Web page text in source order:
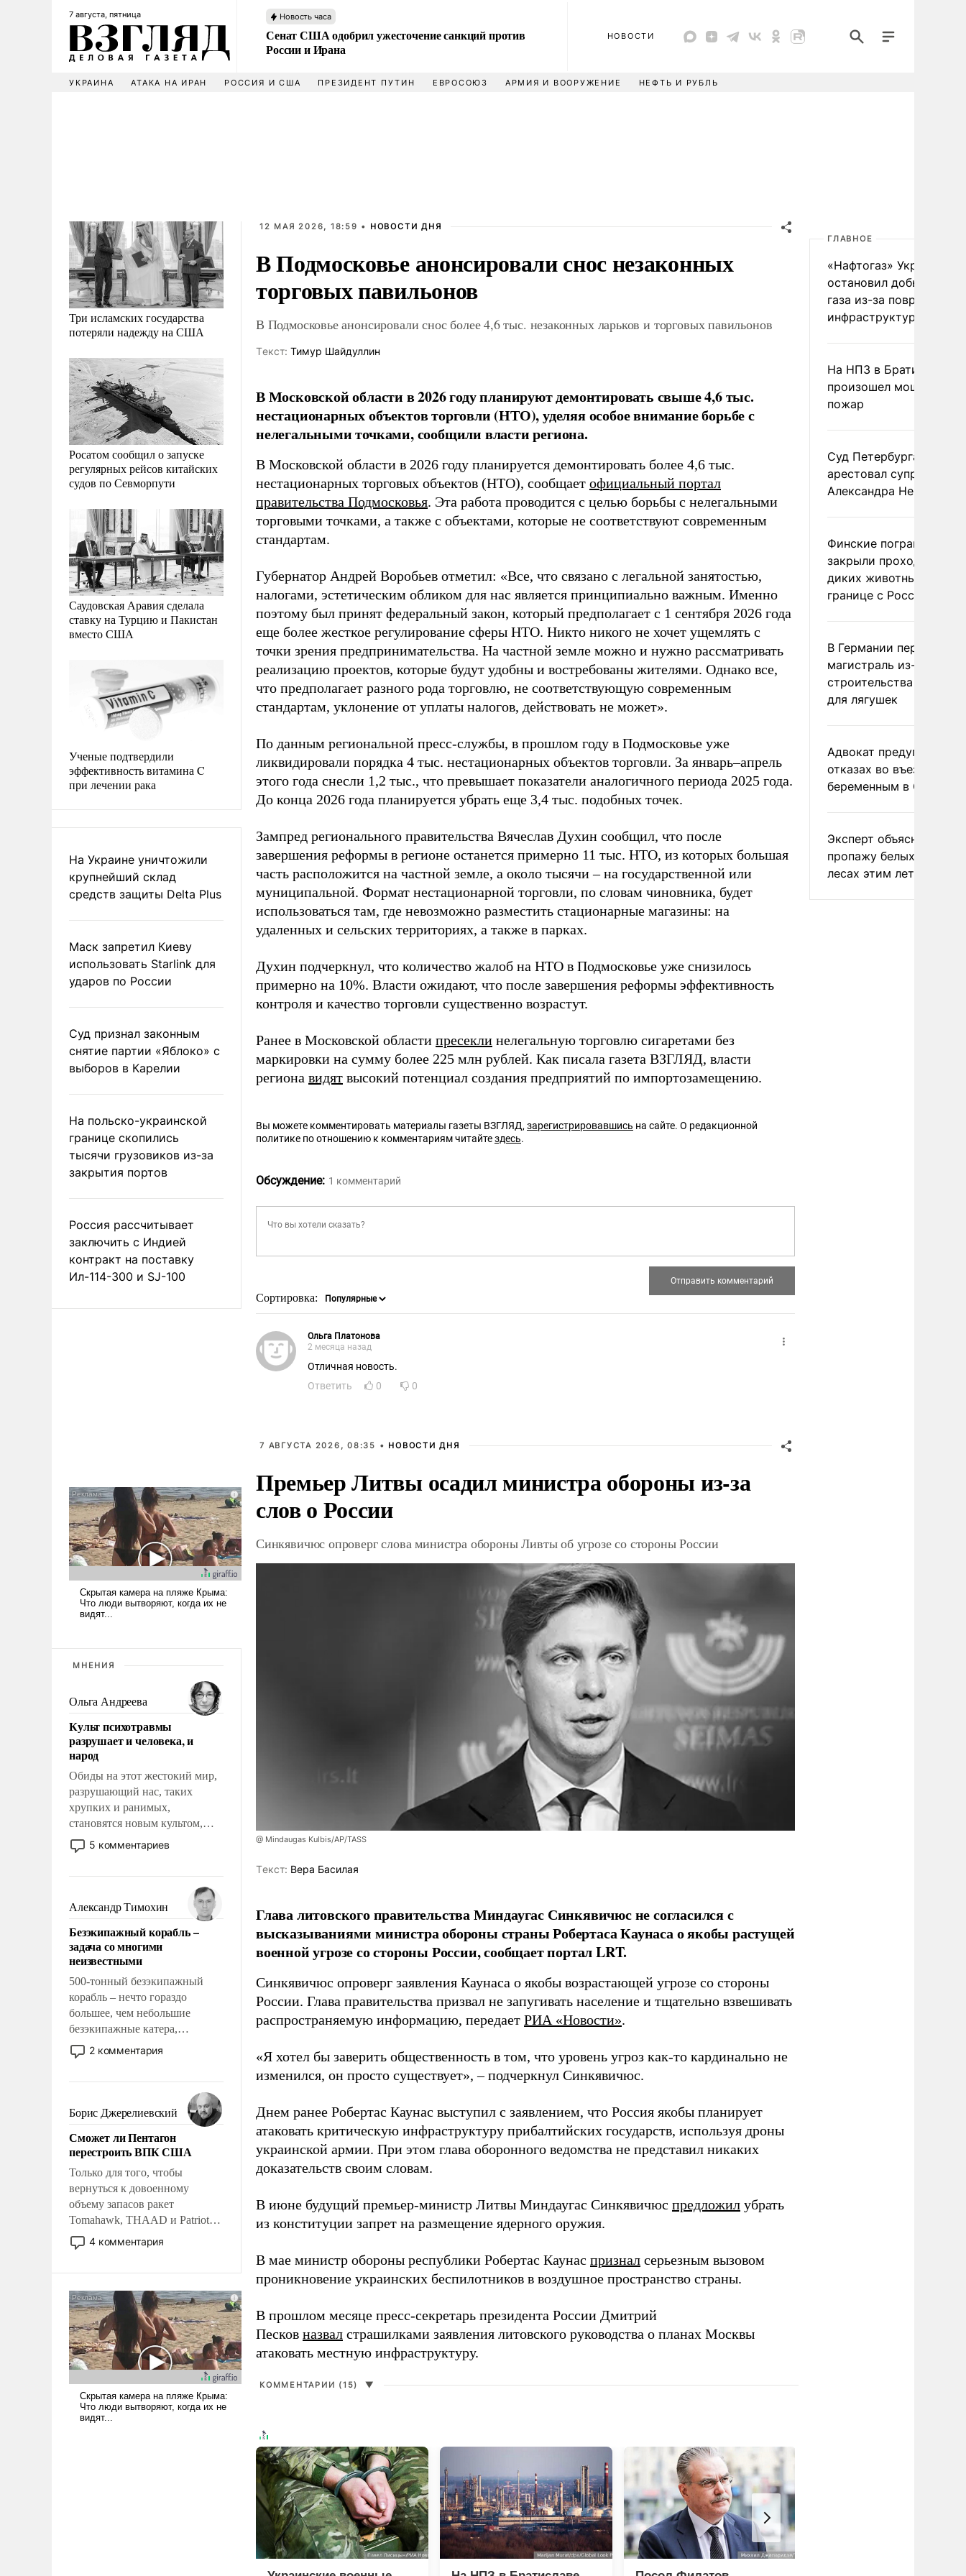
7 августа, пятница Новость часа
Сенат США одобрил ужесточение санкций против
России и Ирана
НОВОСТИ
УКРАИНА АТАКА НА ИРАН РОССИЯ И США ПРЕЗИДЕНТ ПУТИН ЕВРОСОЮЗ АРМИЯ И ВООРУЖЕНИЕ НЕФТЬ И РУБЛЬ
Три исламских государства
потеряли надежду на США
Росатом сообщил о запуске
регулярных рейсов китайских
судов по Севморпути
Саудовская Аравия сделала
ставку на Турцию и Пакистан
вместо США
Ученые подтвердили
эффективность витамина C
при лечении рака
На Украине уничтожили
крупнейший склад
средств защиты Delta Plus
Маск запретил Киеву
использовать Starlink для
ударов по России
Суд признал законным
снятие партии «Яблоко» с
выборов в Карелии
На польско-украинской
границе скопились
тысячи грузовиков из-за
закрытия портов
Россия рассчитывает
заключить с Индией
контракт на поставку
Ил-114-300 и SJ-100
МНЕНИЯ
Ольга Андреева
Культ психотравмы
разрушает и человека, и
народ
Обиды на этот жестокий мир,
разрушающий нас, таких
хрупких и ранимых,
становятся новым культом,
постепенно вытесняя и
отменяя традиционное
мужественным и твердым под
ударами судьбы, брать на себя
ответственность, помогать
слабым, идти вперед и
адаптироваться.
5 комментариев
Александр Тимохин
Безэкипажный корабль –
задача со многими
неизвестными
500-тонный безэкипажный
корабль – нечто гораздо
большее, чем небольшие
безэкипажные катера,
применение которых уже
стало обыденностью. Задача по
сложна и амбициозна. Однако
и ее реализация радикально
поднимет наши боевые
возможности.
2 комментария
Борис Джерелиевский
Сможет ли Пентагон
перестроить ВПК США
Только для того, чтобы
вернуться к довоенному
объему запасов ракет
Tomahawk, THAAD и Patriot
США потребуется более трех
лет. Даже небольшая война с
Сложившаяся ситуация
означает многолетний период
уязвимости США, например,
перед Китаем.
4 комментария
12 МАЯ 2026, 18:59 • НОВОСТИ ДНЯ
В Подмосковье анонсировали снос незаконных
торговых павильонов
В Подмосковье анонсировали снос более 4,6 тыс. незаконных ларьков и торговых павильонов
Tекст: Тимур Шайдуллин
В Московской области в 2026 году планируют демонтировать свыше 4,6 тыс.
нестационарных объектов торговли (НТО), уделяя особое внимание борьбе с
нелегальными точками, сообщили власти региона.
В Московской области в 2026 году планируется демонтировать более 4,6 тыс.
нестационарных торговых объектов (НТО), сообщает официальный портал
правительства Подмосковья. Эта работа проводится с целью борьбы с нелегальными
торговыми точками, а также с объектами, которые не соответствуют современным
стандартам.
Губернатор Андрей Воробьев отметил: «Все, что связано с легальной занятостью,
налогами, эстетическим обликом для нас является принципиально важным. Именно
поэтому был принят федеральный закон, который предполагает с 1 сентября 2026 года
еще более жесткое регулирование сферы НТО. Никто никого не хочет ущемлять с
точки зрения предпринимательства. На частной земле можно и нужно рассматривать
реализацию проектов, которые будут удобны и востребованы жителями. Однако все,
что предполагает разного рода торговлю, не соответствующую современным
стандартам, уклонение от уплаты налогов, действовать не может».
По данным региональной пресс-службы, в прошлом году в Подмосковье уже
ликвидировали порядка 4 тыс. нестационарных объектов торговли. За январь–апрель
этого года снесли 1,2 тыс., что превышает показатели аналогичного периода 2025 года.
До конца 2026 года планируется убрать еще 3,4 тыс. подобных точек.
Зампред регионального правительства Вячеслав Духин сообщил, что после
завершения реформы в регионе останется примерно 11 тыс. НТО, из которых большая
часть расположится на частной земле, а около тысячи – на государственной или
муниципальной. Формат нестационарной торговли, по словам чиновника, будет
использоваться там, где невозможно разместить стационарные магазины: на
удаленных и сельских территориях, а также в парках.
Духин подчеркнул, что количество жалоб на НТО в Подмосковье уже снизилось
примерно на 10%. Власти ожидают, что после завершения реформы эффективность
контроля и качество торговли существенно возрастут.
Ранее в Московской области пресекли нелегальную торговлю сигаретами без
маркировки на сумму более 225 млн рублей. Как писала газета ВЗГЛЯД, власти
региона видят высокий потенциал создания предприятий по импортозамещению.
Вы можете комментировать материалы газеты ВЗГЛЯД, зарегистрировавшись на сайте. О редакционной
политике по отношению к комментариям читайтездесь.
Обсуждение: 1 комментарий
Сортировка:
Ольга Платонова
2 месяца назад
Отличная новость.
Ответить
0 0
7 АВГУСТА 2026, 08:35 • НОВОСТИ ДНЯ
Премьер Литвы осадил министра обороны из-за
слов о России
Синкявичюс опроверг слова министра обороны Ливты об угрозе со стороны России
@ Mindaugas Kulbis/AP/TASS
Tекст: Вера Басилая
Глава литовского правительства Миндаугас Синкявичюс не согласился с
высказываниями министра обороны страны Робертаса Каунаса о якобы растущей
военной угрозе со стороны России, сообщает портал LRT.
Синкявичюс опроверг заявления Каунаса о якобы возрастающей угрозе со стороны
России. Глава правительства призвал не запугивать население и тщательно взвешивать
распространяемую информацию, передает РИА «Новости».
«Я хотел бы заверить общественность в том, что уровень угроз как-то кардинально не
изменился, он просто существует», – подчеркнул Синкявичюс.
Днем ранее Робертас Каунас выступил с заявлением, что Россия якобы планирует
атаковать критическую инфраструктуру прибалтийских государств, используя дроны
украинской армии. При этом глава оборонного ведомства не представил никаких
доказательств своим словам.
В июне будущий премьер-министр Литвы Миндаугас Синкявичюс предложил убрать
из конституции запрет на размещение ядерного оружия.
В мае министр обороны республики Робертас Каунас признал серьезным вызовом
проникновение украинских беспилотников в воздушное пространство страны.
В прошлом месяце пресс-секретарь президента России Дмитрий
Песков назвал страшилками заявления литовского руководства о планах Москвы
атаковать местную инфраструктуру.
КОММЕНТАРИИ (15) ▼
ГЛАВНОЕ
«Нафтогаз» Украины
остановил добычу
газа из-за повреждения
инфраструктуры
На НПЗ в Братиславе
произошел мощный
пожар
Суд Петербурга заочно
арестовал супругу
Александра Невзорова
Финские пограничники
закрыли проходы для
диких животных на
границе с Россией
В Германии перекрыли
магистраль из-за
строительства
для лягушек
Адвокат предупредил
отказах во въезде
беременным в США
Эксперт объяснил
пропажу белых грибов
лесах этим летом